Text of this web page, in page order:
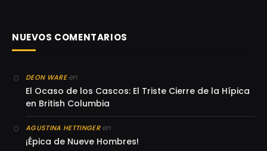
NUEVOS COMENTARIOS
DEON WAREen
El Ocaso de los Cascos: El Triste Cierre de la Hípica
en British Columbia
AGUSTINA HETTINGERen
¡Épica de Nueve Hombres!